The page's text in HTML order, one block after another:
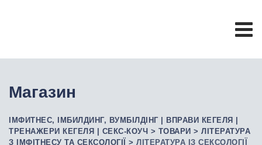
Магазин
ІМФИТНЕС, ІМБИЛДИНГ, ВУМБІЛДІНГ | ВПРАВИ КЕГЕЛЯ |
ТРЕНАЖЕРИ КЕГЕЛЯ | СЕКС-КОУЧ > ТОВАРИ > ЛІТЕРАТУРА
З ІМФІТНЕСУ ТА СЕКСОЛОГІЇ
> ЛІТЕРАТУРА ІЗ СЕКСОЛОГІЇ